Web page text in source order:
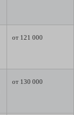
от 121 000
от 130 000